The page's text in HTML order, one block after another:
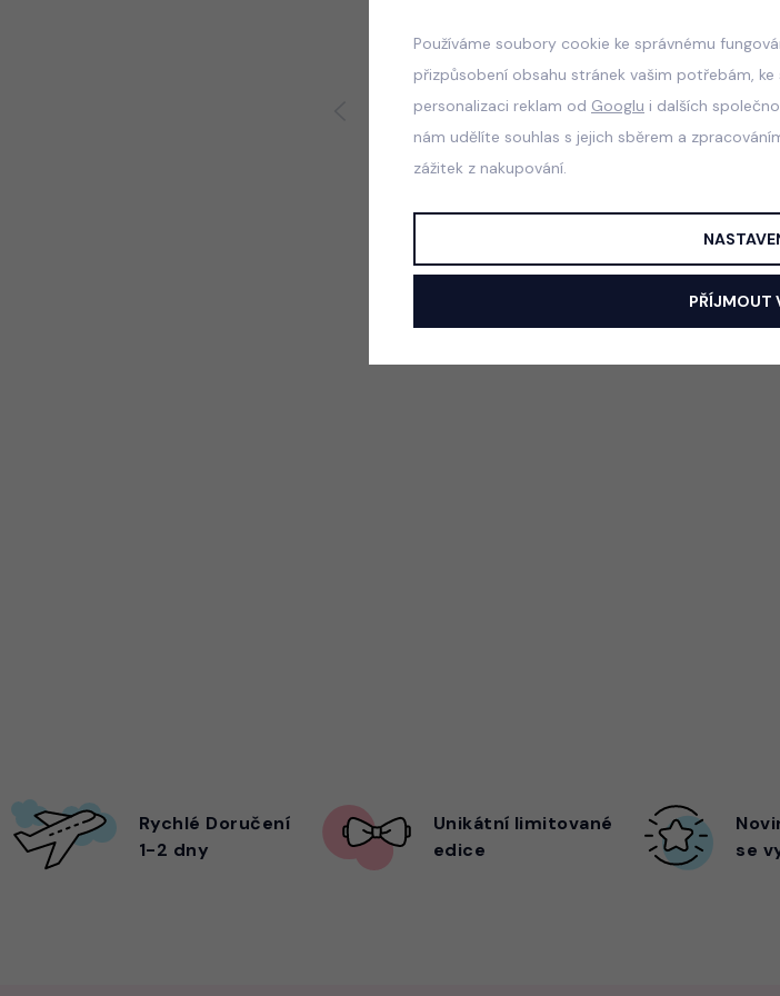
Rychlé Doručení
1-2 dny
Unikátní limitované
edice
se
Používáme soubory cookie ke správnému
přizpůsobení obsahu stránek vašim potřebám,
personalizaci reklam od Googlu i dalších
nám udělíte souhlas s jejich sběrem a
zážitek z nakupování.
PŘÍJMOUT